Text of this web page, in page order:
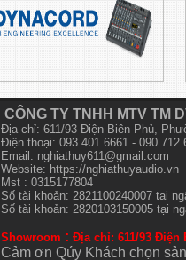
CÔNG TY TNHH MTV TM
Địa chỉ: 611/93 Điện Biên Phủ,
Điện thoại: 093 401 6661 - 090 712
Email: nghiathuy611@gmail.com
Website: https://nghiathuyaudio.vn
Mst : 0315177804
Số tài khoản: 2821100240007 tại
Số tài khoản: 2820103150005 tại
Showroom : Địa chỉ: 611/93 Điện
Cảm ơn Qúy Khách chọn